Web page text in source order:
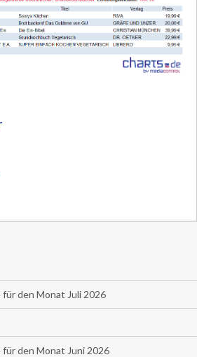
den Monat Juli 2026
den Monat Juni 2026